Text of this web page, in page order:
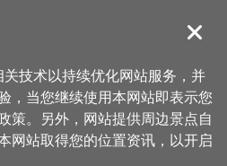
導覽
> 胜昌中草药探索馆
探索馆 周边
关闭
技术以持续优化网站服务，并
，当您继续使用本网站即表示您
策。另外，网站提供周边景点自
网站取得您的位置资讯，以开启